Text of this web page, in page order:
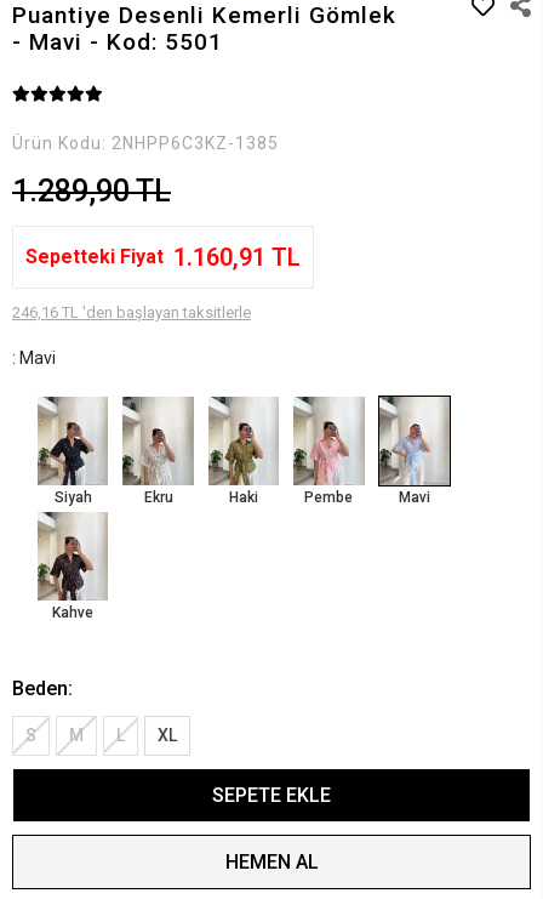
Puantiye Desenli Kemerli Gömlek
- Mavi - Kod: 5501
Ürün Kodu: 2NHPP6C3KZ-1385
1.289,90 TL
Sepetteki Fiyat 1.160,91 TL
246,16 TL 'den başlayan taksitlerle
: Mavi
Siyah Ekru Haki Pembe Mavi
Kahve
Beden:
S M L XL
SEPETE EKLE
HEMEN AL